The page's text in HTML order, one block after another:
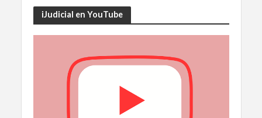
iJudicial en YouTube